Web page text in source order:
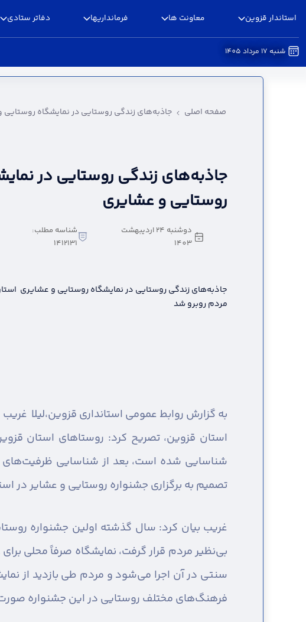
استاندار قزوین معاونت ها فرمانداریها دفاتر ستادی
شنبه 17 مرداد 1405
جاذبه‌های زندگی روستایی در نمایشگاه روستایی و
صفحه اصلی جاذبه‌های زندگی روستایی در نمایشگاه روستایی
جاذبه‌های زندگی روستایی در
روستایی و عشایری
دوشنبه 24 اردیبهشت
1403
شناسه مطلب:
1412131
جاذبه‌های زندگی روستایی در نمایشگاه روستایی و عشایری
مردم روبرو شد
به گزارش روابط عمومی استانداری قزوین،لیلا
استان قزوین، تصریح کرد: روستاهای استان
شناسایی شده است، بعد از شناسایی ظرفیت‌های
تصمیم به برگزاری جشنواره روستایی و عشایر در
بی‌نظیر مردم قرار گرفت، نمایشگاه صرفاً محلی
سنتی در آن اجرا می‌شود و مردم طی بازدید از
فرهنگ‌های مختلف روستایی در این جشنواره